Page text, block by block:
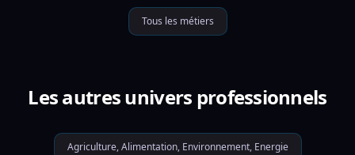
Tous les métiers
Les autres univers professionnels
Agriculture, Alimentation, Environnement, Energie